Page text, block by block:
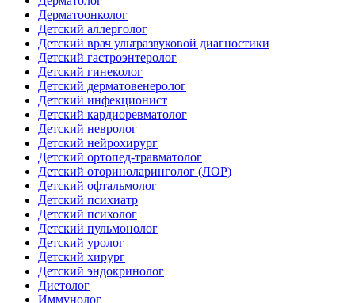
Дерматоонколог
Детский аллерголог
Детский врач ультразвуковой диагностики
Детский гастроэнтеролог
Детский гинеколог
Детский дерматовенеролог
Детский инфекционист
Детский кардиоревматолог
Детский невролог
Детский нейрохирург
Детский ортопед-травматолог
Детский оториноларинголог (ЛОР)
Детский офтальмолог
Детский психиатр
Детский психолог
Детский пульмонолог
Детский уролог
Детский хирург
Детский эндокринолог
Диетолог
Иммунолог